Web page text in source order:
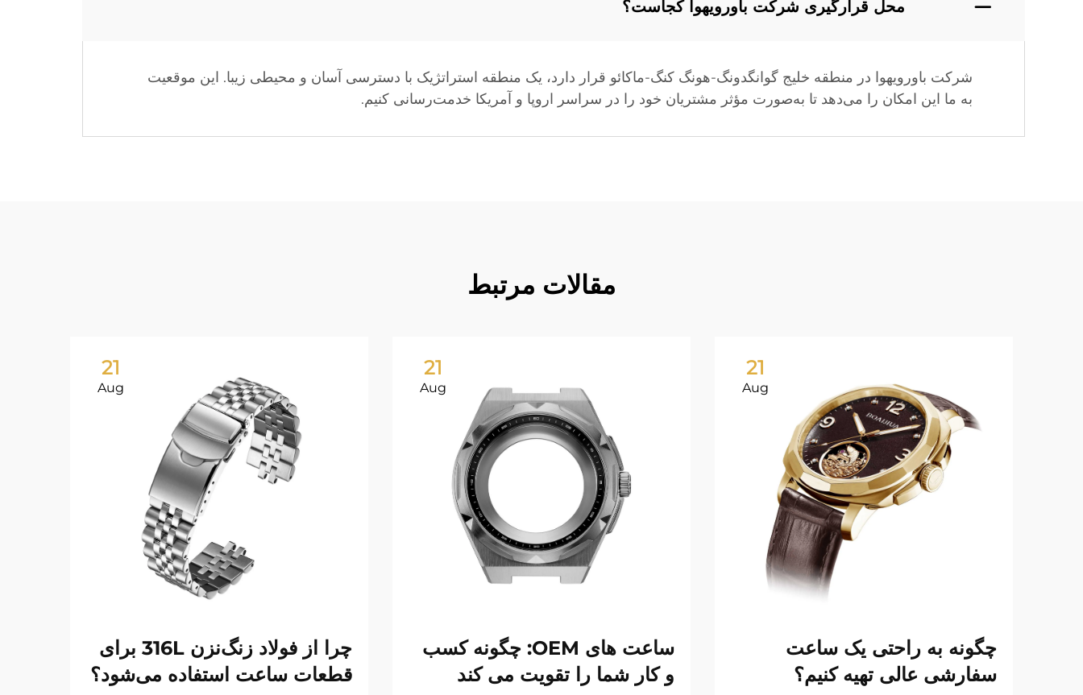
محل قرارگیری شرکت باورویهوا کجاست؟
شرکت باورویهوا در منطقه خلیج گوانگدونگ-هونگ کنگ-ماکائو قرار دارد، یک منطقه استراتژیک با دسترسی آسان و محیطی زیبا. این موقعیت
به ما این امکان را می‌دهد تا به‌صورت مؤثر مشتریان خود را در سراسر اروپا و آمریکا خدمت‌رسانی کنیم.
مقالات مرتبط
21
Aug
چگونه به راحتی یک ساعت
سفارشی عالی تهیه کنیم؟
21
Aug
ساعت های OEM: چگونه کسب
و کار شما را تقویت می کند
21
Aug
چرا از فولاد زنگ‌نزن 316L برای
قطعات ساعت استفاده می‌شود؟